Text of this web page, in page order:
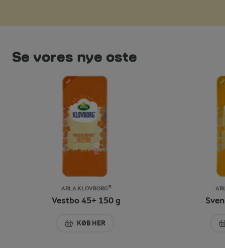
Se vores nye oste
ARLA KLOVBORG®
Vestbo 45+ 150 g
KØB HER
VESTBO 45+ 150 G